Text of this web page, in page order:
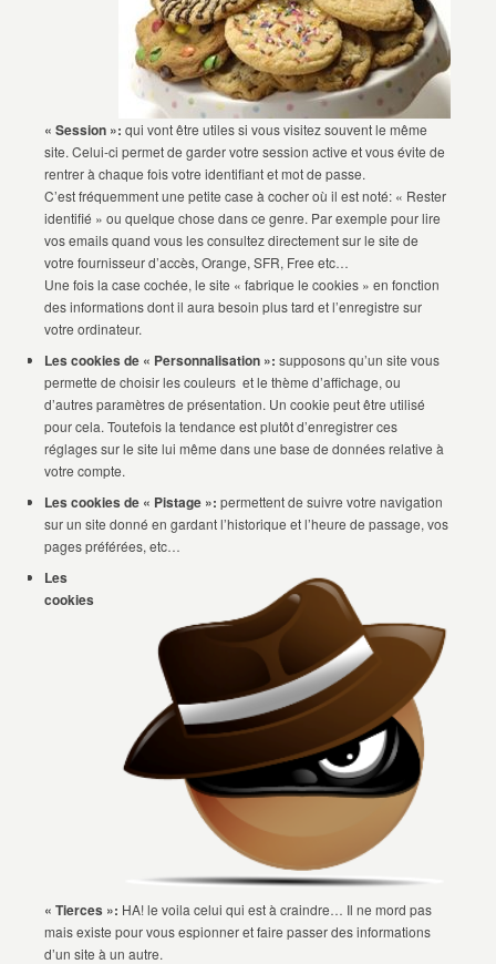
« Session »: qui vont être utiles si vous visitez souvent le même
site. Celui-ci permet de garder votre session active et vous évite de
rentrer à chaque fois votre identifiant et mot de passe.
C’estfréquemment une petite case à cocher où il est noté: « Rester
identifié » ou quelque chose dans ce genre. Par exemple pour lire
vos emails quand vous les consultez directement sur le site de
votre fournisseur d’accès, Orange, SFR, Free etc…
Une fois la case cochée, le site « fabrique le cookies » en fonction
des informations dont il aura besoin plus tard et l’enregistre sur
votre ordinateur.
Les cookies de « Personnalisation »: supposons qu’un site vous
permette de choisir les couleurs et le thème d’affichage, ou
d’autresparamètresde présentation. Un cookie peut être utilisé
pour cela. Toutefois latendance est plutôt d’enregistrer ces
réglages sur le site lui même dans une base de données relative à
votre compte.
Les cookies de « Pistage »: permettent de suivre votre navigation
sur un site donné en gardant l’historique et l’heure de passage, vos
pages préférées, etc…
Les
cookies
« Tierces »: HA! le voila celui qui est à craindre… Il ne mord pas
mais existe pour vous espionner et faire passer des informations
d’un site à un autre.